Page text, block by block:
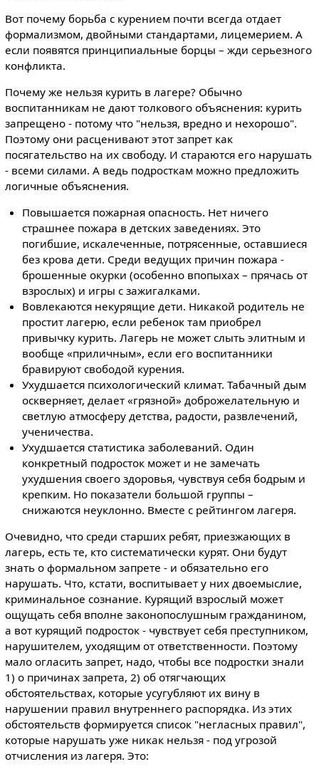
Вот почему борьба с курением почти всегда отдает
формализмом, двойными стандартами, лицемерием. А
если появятся принципиальные борцы – жди серьезного
конфликта.
Почему же нельзя курить в лагере? Обычно
воспитанникам не дают толкового объяснения: курить
запрещено - потому что "нельзя, вредно и нехорошо".
Поэтому они расценивают этот запрет как
посягательство на их свободу. И стараются его нарушать
- всеми силами. А ведь подросткам можно предложить
логичные объяснения.
Повышается пожарная опасность. Нет ничего
страшнее пожара в детских заведениях. Это
погибшие, искалеченные, потрясенные, оставшиеся
без крова дети. Среди ведущих причин пожара -
брошенные окурки (особенно впопыхах – прячась от
взрослых) и игры с зажигалками.
Вовлекаются некурящие дети. Никакой родитель не
простит лагерю, если ребенок там приобрел
привычку курить. Лагерь не может слыть элитным и
вообще «приличным», если его воспитанники
бравируют свободой курения.
Ухудшается психологический климат. Табачный дым
оскверняет, делает «грязной» доброжелательную и
светлую атмосферу детства, радости, развлечений,
ученичества.
Ухудшается статистика заболеваний. Один
конкретный подросток может и не замечать
ухудшения своего здоровья, чувствуя себя бодрым и
крепким. Но показатели большой группы –
снижаются неуклонно. Вместе с рейтингом лагеря.
Очевидно, что среди старших ребят, приезжающих в
лагерь, есть те, кто систематически курят. Они будут
знать о формальном запрете - и обязательно его
нарушать. Что, кстати, воспитывает у них двоемыслие,
криминальное сознание. Курящий взрослый может
ощущать себя вполне законопослушным гражданином,
а вот курящий подросток - чувствует себя преступником,
нарушителем, уходящим от ответственности. Поэтому
мало огласить запрет, надо, чтобы все подростки знали
1) о причинах запрета, 2) об отягчающих
обстоятельствах, которые усугубляют их вину в
нарушении правил внутреннего распорядка. Из этих
обстоятельств формируется список "негласных правил",
которые нарушать уже никак нельзя - под угрозой
отчисления из лагеря. Это: